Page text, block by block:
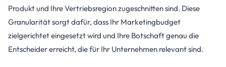
Produkt und Ihre Vertriebsregion zugeschnitten sind. Diese
Granularität sorgt dafür, dass Ihr Marketingbudget
zielgerichtet eingesetzt wird und Ihre Botschaft genau die
Entscheider erreicht, die für Ihr Unternehmen relevant sind.